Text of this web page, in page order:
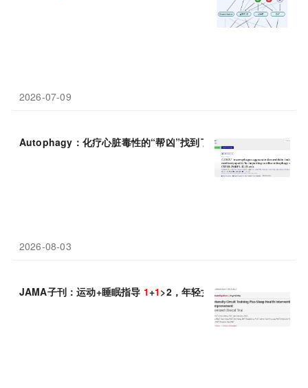
2026-07-09
Autophagy：化疗心脏毒性的“帮凶”找到了，上海交通大学邵琴
2026-08-03
JAMA子刊：运动+睡眠指导 1+1>2，年轻女性 8 周收获优质睡眠